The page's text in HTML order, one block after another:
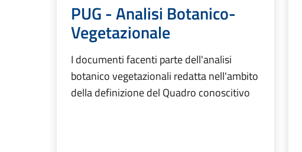
PUG - Analisi Botanico-
Vegetazionale
I documenti facenti parte dell'analisi
botanico vegetazionali redatta nell'ambito
della definizione del Quadro conoscitivo